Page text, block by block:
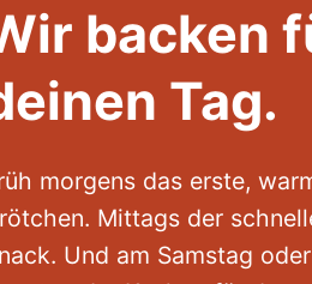
backen
Tag.
morgens das erste,
Mittags der
Und am Samstag oder